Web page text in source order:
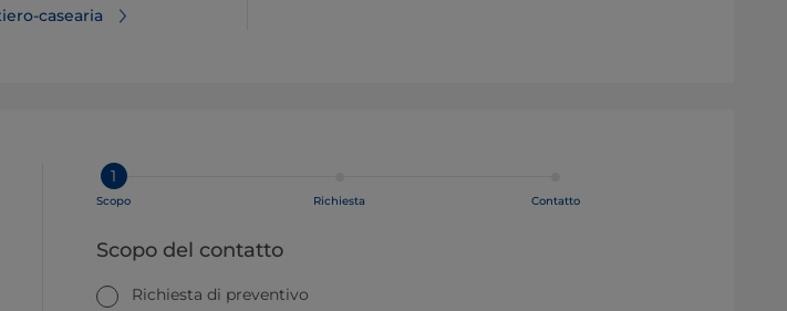
casearia
1
Scopo Richiesta Contatto
Scopo del contatto
Richiesta di preventivo